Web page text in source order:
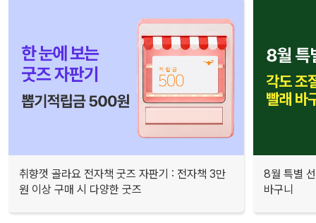
취향껏 골라요 전자책 굿즈 자판기 : 전자책 3만
원 이상 구매 시 다양한 굿즈
8월 특별
바구니